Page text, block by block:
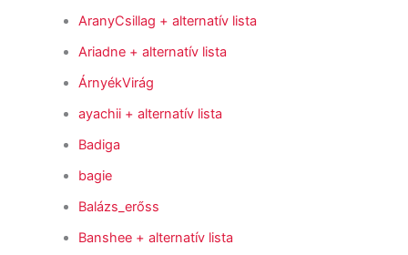
AranyCsillag + alternatív lista
Ariadne + alternatív lista
ÁrnyékVirág
ayachii + alternatív lista
Badiga
bagie
Balázs_erőss
Banshee + alternatív lista